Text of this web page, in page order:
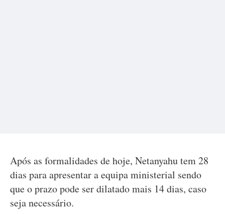
Após as formalidades de hoje, Netanyahu tem 28
dias para apresentar a equipa ministerial sendo
que o prazo pode ser dilatado mais 14 dias, caso
seja necessário.